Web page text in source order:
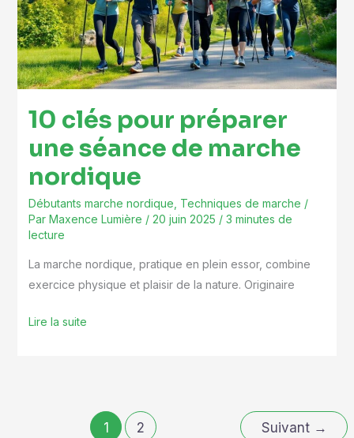
10 clés pour préparer
une séance de marche
nordique
Débutants marche nordique Techniques de marche /
Par Maxence Lumière / 20 juin 2025 / 3 minutes de
lecture
La marche nordique, pratique en plein essor, combine
exercice physique et plaisir de la nature. Originaire
une
séance
de
marche
Lire la suite
1 2 Suivant →